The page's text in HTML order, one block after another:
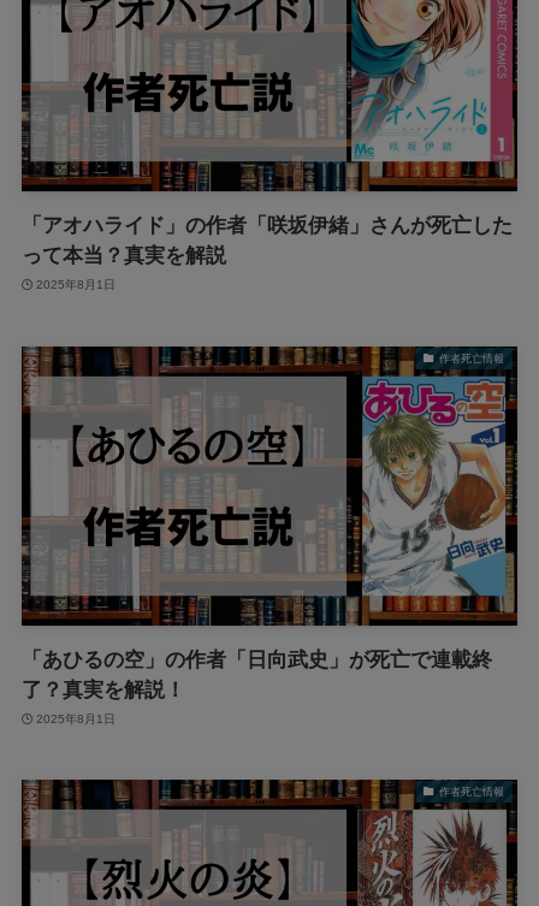
「アオハライド」の作者「咲坂伊緒」さんが死亡した
って本当？真実を解説
2025年8月1日
作者死亡情報
「あひるの空」の作者「日向武史」が死亡で連載終
了？真実を解説！
2025年8月1日
作者死亡情報